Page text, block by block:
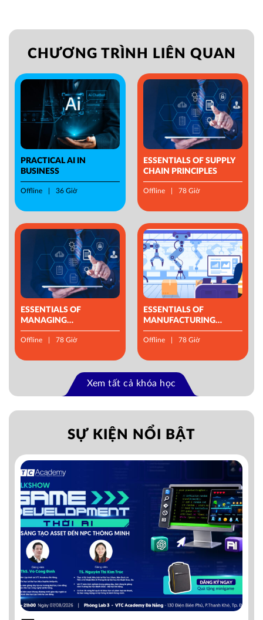
CHƯƠNG TRÌNH LIÊN QUAN
PRACTICAL AI IN
BUSINESS
Offline 36 Giờ
ESSENTIALS OF SUPPLY
CHAIN PRINCIPLES
Offline 78 Giờ
ESSENTIALS OF
MANAGING
OPERATIONS
Offline 78 Giờ
ESSENTIALS OF
MANUFACTURING
MANAGEMENT
Offline 78 Giờ
Xem tất cả khóa học
SỰ KIỆN NỔI BẬT